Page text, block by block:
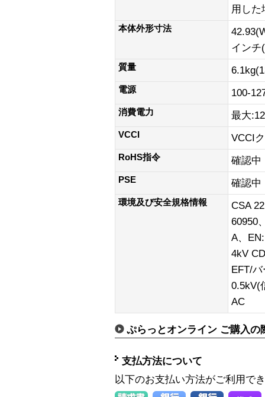
用した
本体外形寸法
インチ
質量
電源 100-
消費電力 最大
VCCI VCCI
RoHS指令 確認中
PSE 確認中
環境及び安全規格情報
CSA
60950
A、
4kV
EFT/
0.5kV(
AC
ぷらっとオンライン ご購入の
支払方法について
以下のお支払い方法がご利用で